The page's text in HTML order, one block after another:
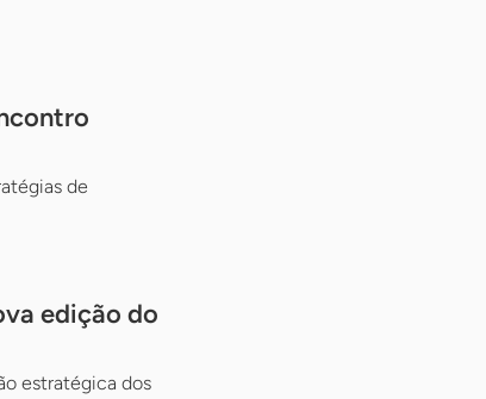
de
edição do
estratégica dos